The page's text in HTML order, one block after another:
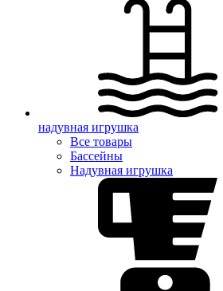
надувная игрушка
Все товары
Бассейны
Надувная игрушка